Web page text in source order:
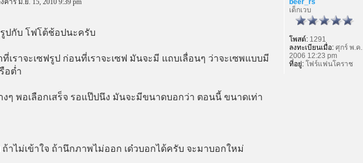
คาร มิ.ย. 15, 2010 9:39 pm
รูปกับ โฟโต้ช้อปนะครับ
ที่เราจะเซฟรูป ก่อนที่เราจะเซฟ มันจะมี แถบเลื่อนๆ ว่าจะเซพแบบมี
อต่ำ
งๆ พอเลือกเสร็จ รอแป๊ปนึง มันจะมีขนาดบอกว่า ตอนนี้ ขนาดเท่า
ถ้าไม่เข้าใจ ถ้านึกภาพไม่ออก เด๋วบอกได้ครับ จะมาบอกใหม่
เด็กเวบ
โพสต์:1291
ลงทะเบียนเมื่อ:ศุกร์ พ.ค.
2006 12:23 pm
ที่อยู่:โฟร์แฟนโคราช